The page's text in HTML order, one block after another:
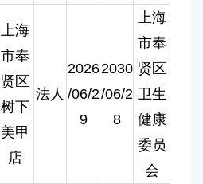
上海
市奉
贤区
树下
美甲
店
法人
2026
/06/2
9
2030
/06/2
8
上海
市奉
贤区
卫生
健康
委员
会